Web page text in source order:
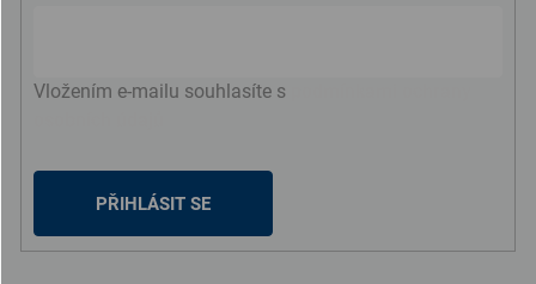
Vložením e-mailu souhlasíte s
PŘIHLÁSIT SE